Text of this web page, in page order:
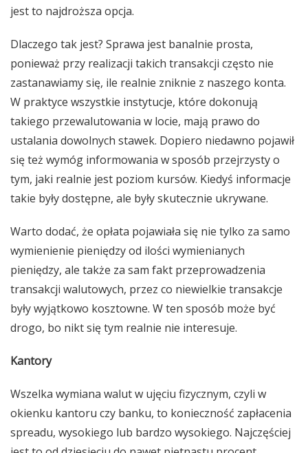
jest to najdroższa opcja.
Dlaczego tak jest? Sprawa jest banalnie prosta,
ponieważ przy realizacji takich transakcji często nie
zastanawiamy się, ile realnie zniknie z naszego konta.
W praktyce wszystkie instytucje, które dokonują
takiego przewalutowania w locie, mają prawo do
ustalania dowolnych stawek. Dopiero niedawno pojawił
się też wymóg informowania w sposób przejrzysty o
tym, jaki realnie jest poziom kursów. Kiedyś informacje
takie były dostępne, ale były skutecznie ukrywane.
Warto dodać, że opłata pojawiała się nie tylko za samo
wymienienie pieniędzy od ilości wymienianych
pieniędzy, ale także za sam fakt przeprowadzenia
transakcji walutowych, przez co niewielkie transakcje
były wyjątkowo kosztowne. W ten sposób może być
drogo, bo nikt się tym realnie nie interesuje.
Kantory
Wszelka wymiana walut w ujęciu fizycznym, czyli w
okienku kantoru czy banku, to konieczność zapłacenia
spreadu, wysokiego lub bardzo wysokiego. Najczęściej